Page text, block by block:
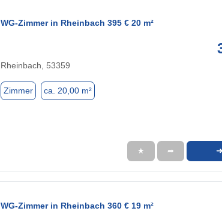
WG-Zimmer in Rheinbach 395 € 20 m²
Rheinbach, 53359
Zimmer ca. 20,00 m²
★ ➦ ➜
WG-Zimmer in Rheinbach 360 € 19 m²